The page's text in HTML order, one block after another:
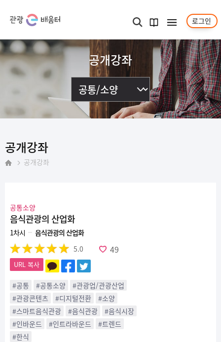
검색
과정
안내서
메뉴보기 로그인
공개강좌
공개강좌
공개강좌
공통소양
음식관광의 산업화
1차시
음식관광의 산업화
5.0
49
URL 복사
#공통 #공통소양
#관광업/관광산업
#관광콘텐츠
#디지털전환
#소양
#스마트음식관광
#음식관광
#음식시장
#인바운드
#인트라바운드
#트렌드
#한식